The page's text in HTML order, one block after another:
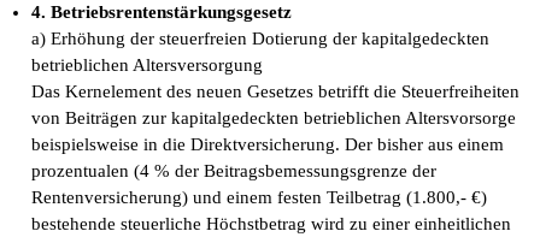
4. Betriebsrentenstärkungsgesetz
a) Erhöhung der steuerfreien Dotierung der kapitalgedeckten
betrieblichen Altersversorgung
Das Kernelement des neuen Gesetzes betrifft die Steuerfreiheiten
von Beiträgen zur kapitalgedeckten betrieblichen Altersvorsorge
beispielsweise in die Direktversicherung. Der bisher aus einem
prozentualen (4 % der Beitragsbemessungsgrenze der
Rentenversicherung) und einem festen Teilbetrag (1.800,- €)
bestehende steuerliche Höchstbetrag wird zu einer einheitlichen